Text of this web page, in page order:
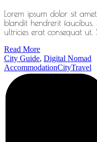
Lorem ipsum dolor sit
blandit hendrerit faucibus.
ultricies erat consequat ut.
Read More
City Guide, Digital Nomad
AccommodationCityTravel